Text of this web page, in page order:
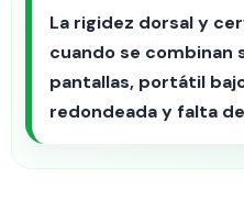
La rigidez dorsal y
cuando se combinan
pantallas, portátil
redondeada y falta